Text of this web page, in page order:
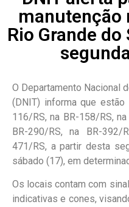
manutenção
Rio Grande
O Departamento Nacional
(DNIT) informa que
116/RS, na BR-158/RS,
BR-290/RS, na BR-
471/RS, a partir desta
sábado (17), em
Os locais contam com
indicativas e cones,